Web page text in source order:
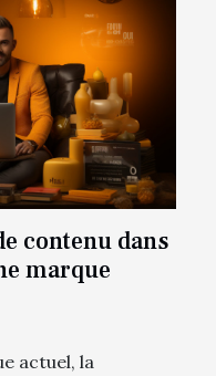
contenu dans
marque
actuel, la